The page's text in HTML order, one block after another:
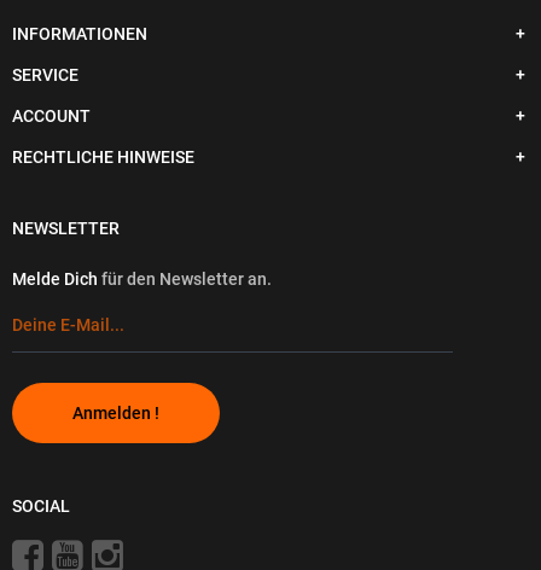
INFORMATIONEN
SERVICE
ACCOUNT
RECHTLICHE HINWEISE
NEWSLETTER
Melde Dich für den Newsletter an.
Anmelden !
SOCIAL